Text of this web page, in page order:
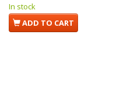
In stock
ADD TO CART